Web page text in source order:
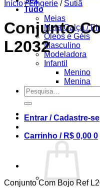
Tudo
Meias
Meia Calça /
Óleos e Géis
Masculino
Modeladora
Infantil
Menino
Menina
Pesquisar
por:
Entrar / Cadastre-se
Carrinho / R$ 0,00 0
Início / Lingerie / Sutiã
Conjunto
L2032
Conjunto Com Bojo Ref